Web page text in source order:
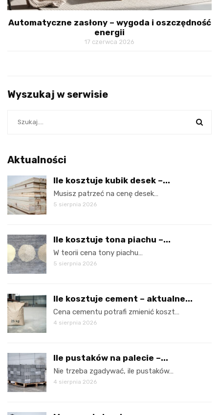
Automatyczne zasłony – wygoda i oszczędność
energii
17 czerwca 2026
Wyszukaj w serwisie
Aktualności
Ile kosztuje kubik desek –...
Musisz patrzeć na cenę desek…
5 sierpnia 2026
Ile kosztuje tona piachu –...
W teorii cena tony piachu…
5 sierpnia 2026
Ile kosztuje cement – aktualne...
Cena cementu potrafi zmienić koszt…
4 sierpnia 2026
Ile pustaków na palecie –...
Nie trzeba zgadywać, ile pustaków…
4 sierpnia 2026